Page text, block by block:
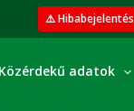
⚠️ Hibabejelentés
Közérdekű adatok